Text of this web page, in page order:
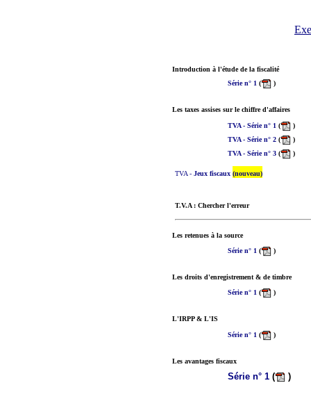
Introduction à l'étude de la fiscalité
Série n° 1 ( )
Les taxes assises sur le chiffre d'affaires
TVA - Série n° 1 (
)
TVA - Série n° 2 (
)
TVA - Série n° 3 ( )
TVA - Jeux fiscaux (nouveau)
T.V.A : Chercher l'erreur
Les retenues à la source
Série n° 1 ( )
Les droits d'enregistrement & de timbre
Série n° 1 ( )
L'IRPP & L'IS
Série n° 1 ( )
Les avantages fiscaux
Série n° 1 ( )